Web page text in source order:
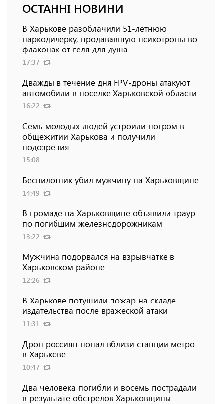
ОСТАННІ НОВИНИ
В Харькове разоблачили 51-летнюю
наркодилерку, продававшую психотропы во
флаконах от геля для душа
17:37
Дважды в течение дня FPV-дроны атакуют
автомобили в поселке Харьковской области
16:22
Семь молодых людей устроили погром в
общежитии Харькова и получили
подозрения
15:08
Беспилотник убил мужчину на Харьковщине
14:49
В громаде на Харьковщине объявили траур
по погибшим железнодорожникам
13:22
Мужчина подорвался на взрывчатке в
Харьковском районе
12:26
В Харькове потушили пожар на складе
издательства после вражеской атаки
11:31
Дрон россиян попал вблизи станции метро
в Харькове
10:47
Два человека погибли и восемь пострадали
в результате обстрелов Харьковщины